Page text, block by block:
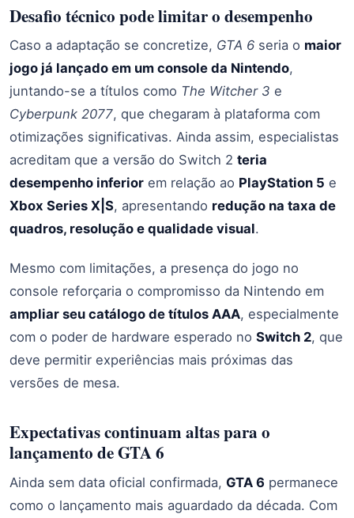
Desafio técnico pode limitar o desempenho
Caso a adaptação se concretize, GTA 6 seria o maior
jogo já lançado em um console da Nintendo,
juntando-se a títulos como The Witcher 3 e
Cyberpunk 2077, que chegaram à plataforma com
otimizações significativas. Ainda assim, especialistas
acreditam que a versão do Switch 2 teria
desempenho inferior em relação ao PlayStation 5 e
Xbox Series X|S, apresentando redução na taxa de
quadros, resolução e qualidade visual.
Mesmo com limitações, a presença do jogo no
console reforçaria o compromisso da Nintendo em
ampliar seu catálogo de títulos AAA, especialmente
com o poder de hardware esperado no Switch 2, que
deve permitir experiências mais próximas das
versões de mesa.
Expectativas continuam altas para o
lançamento de GTA 6
Ainda sem data oficial confirmada, GTA 6 permanece
como o lançamento mais aguardado da década. Com